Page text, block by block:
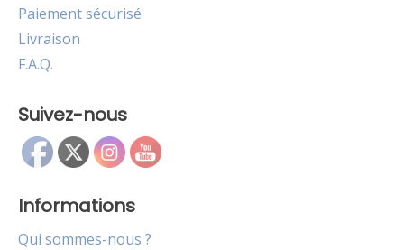
Paiement sécurisé
Livraison
F.A.Q.
Suivez-nous
Informations
Qui sommes-nous ?